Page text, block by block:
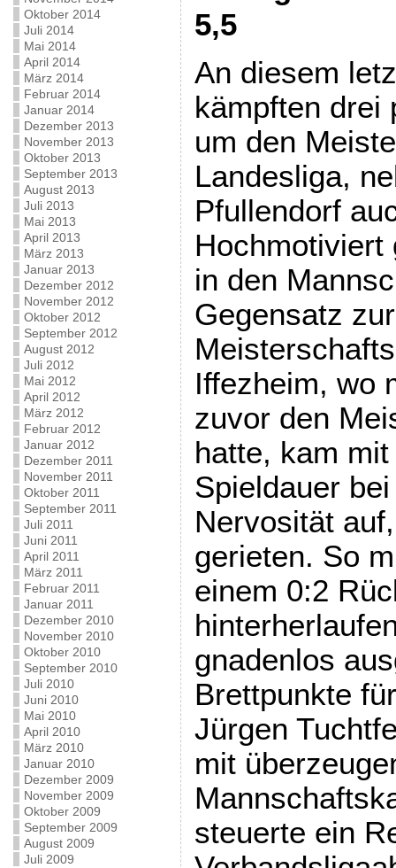
Oktober 2014
Juli 2014
Mai 2014
April 2014
März 2014
Februar 2014
Januar 2014
Dezember 2013
November 2013
Oktober 2013
September 2013
August 2013
Juli 2013
Mai 2013
April 2013
März 2013
Januar 2013
Dezember 2012
November 2012
Oktober 2012
September 2012
August 2012
Juli 2012
Mai 2012
April 2012
März 2012
Februar 2012
Januar 2012
Dezember 2011
November 2011
Oktober 2011
September 2011
Juli 2011
Juni 2011
April 2011
März 2011
Februar 2011
Januar 2011
Dezember 2010
November 2010
Oktober 2010
September 2010
Juli 2010
Juni 2010
Mai 2010
April 2010
März 2010
Januar 2010
Dezember 2009
November 2009
Oktober 2009
September 2009
August 2009
Juli 2009
5,5
An diesem
kämpften drei
um den
Landesliga,
Pfullendorf
Hochmotiviert
in den
Gegensatz zur
Iffezheim, wo
zuvor den
hatte, kam
Spieldauer
Nervosität
gerieten. So
einem 0:2
gnadenlos
Brettpunkte
Jürgen
mit
steuerte ein